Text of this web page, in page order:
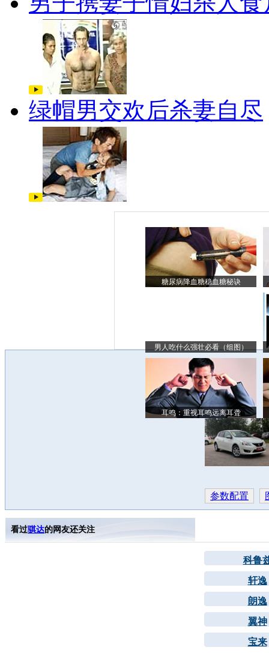
绿帽男交欢后杀妻自尽
糖尿病降血糖稳血糖秘诀
男人吃什么强壮必看（组图）
耳鸣：重视耳鸣远离耳聋
参数配置
看过骐达的网友还关注
科鲁
轩逸
朗逸
翼神
宝来